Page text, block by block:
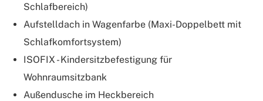
Schlafbereich)
Aufstelldach in Wagenfarbe (Maxi-Doppelbett mit
Schlafkomfortsystem)
ISOFIX - Kindersitzbefestigung für
Wohnraumsitzbank
Außendusche im Heckbereich